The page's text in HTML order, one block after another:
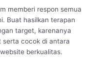
memberi respon semua
Buat hasilkan terapan
target, karenanya
serta cocok di antara
berkualitas.